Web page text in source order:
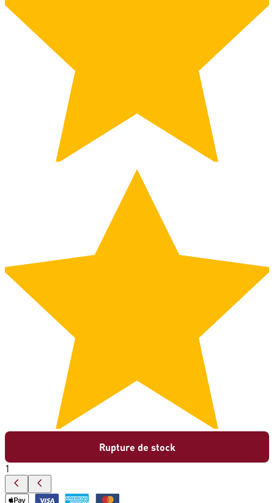
Rupture de stock
1